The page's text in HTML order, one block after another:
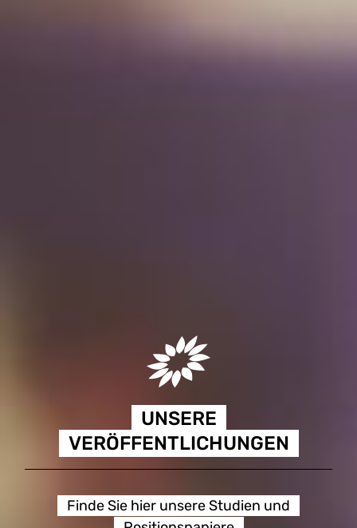
UNSERE
VERÖFFENTLICHUNGEN
Finde Sie hier unsere Studien und